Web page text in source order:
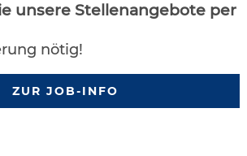
unsere Stellenangebote per
nötig!
ZUR JOB-INFO